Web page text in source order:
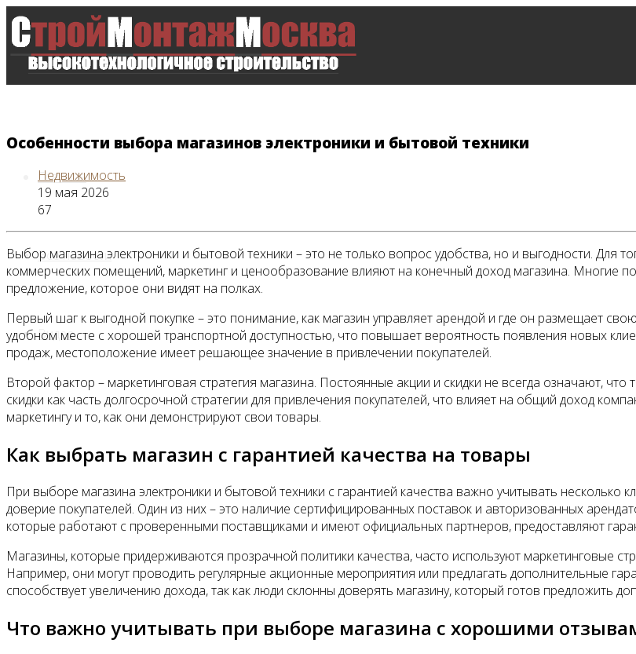
Главная
Все новости
Видео
Особенности выбора магазинов электроники и бытовой техники
Недвижимость
19 мая 2026
67
Выбор магазина электроники и бытовой техники – это не только вопрос удобства, но и выгодности. Для
коммерческих помещений, маркетинг и ценообразование влияют на конечный доход магазина. Многие
предложение, которое они видят на полках.
Первый шаг к выгодной покупке – это понимание, как магазин управляет арендой и где он размещает
удобном месте с хорошей транспортной доступностью, что повышает вероятность появления новых
продаж, местоположение имеет решающее значение в привлечении покупателей.
Второй фактор – маркетинговая стратегия магазина. Постоянные акции и скидки не всегда означают,
скидки как часть долгосрочной стратегии для привлечения покупателей, что влияет на общий доход
маркетингу и то, как они демонстрируют свои товары.
Как выбрать магазин с гарантией качества на товары
При выборе магазина электроники и бытовой техники с гарантией качества важно учитывать
доверие покупателей. Один из них – это наличие сертифицированных поставок и авторизованных
которые работают с проверенными поставщиками и имеют официальных партнеров, предоставляют
Магазины, которые придерживаются прозрачной политики качества, часто используют маркетинговые
Например, они могут проводить регулярные акционные мероприятия или предлагать дополнительные
способствует увеличению дохода, так как люди склонны доверять магазину, который готов предложить
Что важно учитывать при выборе магазина с хорошими